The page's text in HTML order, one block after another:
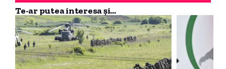
Te-ar putea interesa și...